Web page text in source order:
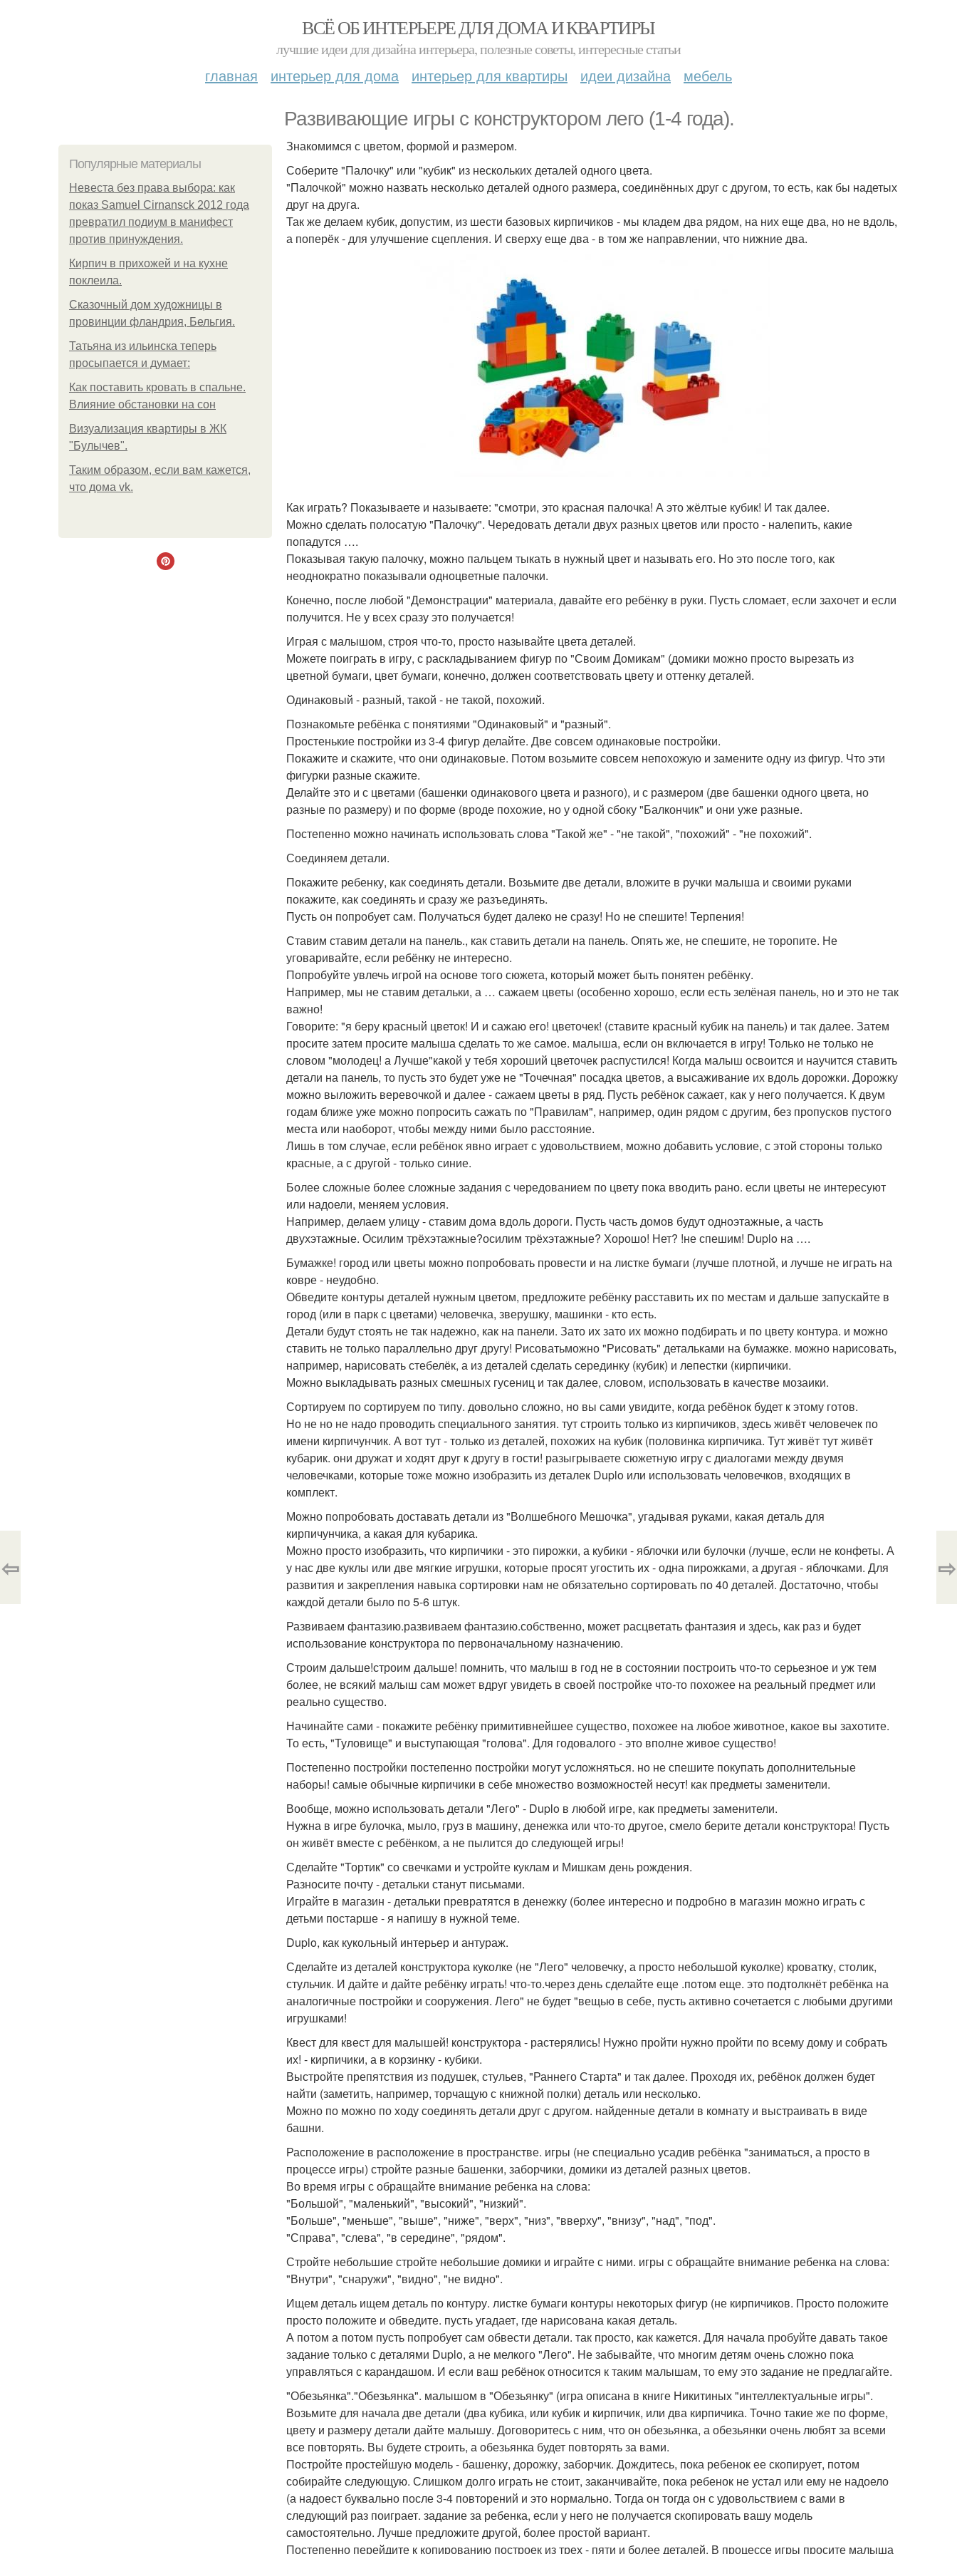
ВСЁ ОБ ИНТЕРЬЕРЕ ДЛЯ ДОМА И КВАРТИРЫ
лучшие идеи для дизайна интерьера, полезные советы, интересные статьи
главная интерьер для дома интерьер для квартиры идеи дизайна мебель
Развивающие игры с конструктором лего (1-4 года).
Популярные материалы
Невеста без права выбора: как
показ Samuel Cirnansck 2012 года
превратил подиум в манифест
против принуждения.
Кирпич в прихожей и на кухне
поклеила.
Сказочный дом художницы в
провинции фландрия, Бельгия.
Татьяна из ильинска теперь
просыпается и думает:
Как поставить кровать в спальне.
Влияние обстановки на сон
Визуализация квартиры в ЖК
"Булычев".
Таким образом, если вам кажется,
что дома vk.
Знакомимся с цветом, формой и размером.
Соберите "Палочку" или "кубик" из нескольких деталей одного цвета.
"Палочкой" можно назвать несколько деталей одного размера, соединённых друг с другом, то есть, как бы надетых
друг на друга.
Так же делаем кубик, допустим, из шести базовых кирпичиков - мы кладем два рядом, на них еще два, но не вдоль,
а поперёк - для улучшение сцепления. И сверху еще два - в том же направлении, что нижние два.
Как играть? Показываете и называете: "смотри, это красная палочка! А это жёлтые кубик! И так далее.
Можно сделать полосатую "Палочку". Чередовать детали двух разных цветов или просто - налепить, какие
попадутся ….
Показывая такую палочку, можно пальцем тыкать в нужный цвет и называть его. Но это после того, как
неоднократно показывали одноцветные палочки.
Конечно, после любой "Демонстрации" материала, давайте его ребёнку в руки. Пусть сломает, если захочет и если
получится. Не у всех сразу это получается!
Играя с малышом, строя что-то, просто называйте цвета деталей.
Можете поиграть в игру, с раскладыванием фигур по "Своим Домикам" (домики можно просто вырезать из
цветной бумаги, цвет бумаги, конечно, должен соответствовать цвету и оттенку деталей.
Одинаковый - разный, такой - не такой, похожий.
Познакомьте ребёнка с понятиями "Одинаковый" и "разный".
Простенькие постройки из 3-4 фигур делайте. Две совсем одинаковые постройки.
Покажите и скажите, что они одинаковые. Потом возьмите совсем непохожую и замените одну из фигур. Что эти
фигурки разные скажите.
Делайте это и с цветами (башенки одинакового цвета и разного), и с размером (две башенки одного цвета, но
разные по размеру) и по форме (вроде похожие, но у одной сбоку "Балкончик" и они уже разные.
Постепенно можно начинать использовать слова "Такой же" - "не такой", "похожий" - "не похожий".
Соединяем детали.
Покажите ребенку, как соединять детали. Возьмите две детали, вложите в ручки малыша и своими руками
покажите, как соединять и сразу же разъединять.
Пусть он попробует сам. Получаться будет далеко не сразу! Но не спешите! Терпения!
Ставим ставим детали на панель., как ставить детали на панель. Опять же, не спешите, не торопите. Не
уговаривайте, если ребёнку не интересно.
Попробуйте увлечь игрой на основе того сюжета, который может быть понятен ребёнку.
Например, мы не ставим детальки, а … сажаем цветы (особенно хорошо, если есть зелёная панель, но и это не так
важно!
Говорите: "я беру красный цветок! И и сажаю его! цветочек! (ставите красный кубик на панель) и так далее. Затем
просите затем просите малыша сделать то же самое. малыша, если он включается в игру! Только не только не
словом "молодец! а Лучше"какой у тебя хороший цветочек распустился! Когда малыш освоится и научится ставить
детали на панель, то пусть это будет уже не "Точечная" посадка цветов, а высаживание их вдоль дорожки. Дорожку
можно выложить веревочкой и далее - сажаем цветы в ряд. Пусть ребёнок сажает, как у него получается. К двум
годам ближе уже можно попросить сажать по "Правилам", например, один рядом с другим, без пропусков пустого
места или наоборот, чтобы между ними было расстояние.
Лишь в том случае, если ребёнок явно играет с удовольствием, можно добавить условие, с этой стороны только
красные, а с другой - только синие.
Более сложные более сложные задания с чередованием по цвету пока вводить рано. если цветы не интересуют
или надоели, меняем условия.
Например, делаем улицу - ставим дома вдоль дороги. Пусть часть домов будут одноэтажные, а часть
двухэтажные. Осилим трёхэтажные?осилим трёхэтажные? Хорошо! Нет? !не спешим! Duplo на ….
Бумажке! город или цветы можно попробовать провести и на листке бумаги (лучше плотной, и лучше не играть на
ковре - неудобно.
Обведите контуры деталей нужным цветом, предложите ребёнку расставить их по местам и дальше запускайте в
город (или в парк с цветами) человечка, зверушку, машинки - кто есть.
Детали будут стоять не так надежно, как на панели. Зато их зато их можно подбирать и по цвету контура. и можно
ставить не только параллельно друг другу! Рисоватьможно "Рисовать" детальками на бумажке. можно нарисовать,
например, нарисовать стебелёк, а из деталей сделать серединку (кубик) и лепестки (кирпичики.
Можно выкладывать разных смешных гусениц и так далее, словом, использовать в качестве мозаики.
Сортируем по сортируем по типу. довольно сложно, но вы сами увидите, когда ребёнок будет к этому готов.
Но не но не надо проводить специального занятия. тут строить только из кирпичиков, здесь живёт человечек по
имени кирпичунчик. А вот тут - только из деталей, похожих на кубик (половинка кирпичика. Тут живёт тут живёт
кубарик. они дружат и ходят друг к другу в гости! разыгрываете сюжетную игру с диалогами между двумя
человечками, которые тоже можно изобразить из деталек Duplo или использовать человечков, входящих в
комплект.
Можно попробовать доставать детали из "Волшебного Мешочка", угадывая руками, какая деталь для
кирпичунчика, а какая для кубарика.
Можно просто изобразить, что кирпичики - это пирожки, а кубики - яблочки или булочки (лучше, если не конфеты. А
у нас две куклы или две мягкие игрушки, которые просят угостить их - одна пирожками, а другая - яблочками. Для
развития и закрепления навыка сортировки нам не обязательно сортировать по 40 деталей. Достаточно, чтобы
каждой детали было по 5-6 штук.
Развиваем фантазию.развиваем фантазию.собственно, может расцветать фантазия и здесь, как раз и будет
использование конструктора по первоначальному назначению.
Строим дальше!строим дальше! помнить, что малыш в год не в состоянии построить что-то серьезное и уж тем
более, не всякий малыш сам может вдруг увидеть в своей постройке что-то похожее на реальный предмет или
реально существо.
Начинайте сами - покажите ребёнку примитивнейшее существо, похожее на любое животное, какое вы захотите.
То есть, "Туловище" и выступающая "голова". Для годовалого - это вполне живое существо!
Постепенно постройки постепенно постройки могут усложняться. но не спешите покупать дополнительные
наборы! самые обычные кирпичики в себе множество возможностей несут! как предметы заменители.
Вообще, можно использовать детали "Лего" - Duplo в любой игре, как предметы заменители.
Нужна в игре булочка, мыло, груз в машину, денежка или что-то другое, смело берите детали конструктора! Пусть
он живёт вместе с ребёнком, а не пылится до следующей игры!
Сделайте "Тортик" со свечками и устройте куклам и Мишкам день рождения.
Разносите почту - детальки станут письмами.
Играйте в магазин - детальки превратятся в денежку (более интересно и подробно в магазин можно играть с
детьми постарше - я напишу в нужной теме.
Duplo, как кукольный интерьер и антураж.
Сделайте из деталей конструктора куколке (не "Лего" человечку, а просто небольшой куколке) кроватку, столик,
стульчик. И дайте и дайте ребёнку играть! что-то.через день сделайте еще .потом еще. это подтолкнёт ребёнка на
аналогичные постройки и сооружения. Лего" не будет "вещью в себе, пусть активно сочетается с любыми другими
игрушками!
Квест для квест для малышей! конструктора - растерялись! Нужно пройти нужно пройти по всему дому и собрать
их! - кирпичики, а в корзинку - кубики.
Выстройте препятствия из подушек, стульев, "Раннего Старта" и так далее. Проходя их, ребёнок должен будет
найти (заметить, например, торчащую с книжной полки) деталь или несколько.
Можно по можно по ходу соединять детали друг с другом. найденные детали в комнату и выстраивать в виде
башни.
Расположение в расположение в пространстве. игры (не специально усадив ребёнка "заниматься, а просто в
процессе игры) стройте разные башенки, заборчики, домики из деталей разных цветов.
Во время игры с обращайте внимание ребенка на слова:
"Большой", "маленький", "высокий", "низкий".
"Больше", "меньше", "выше", "ниже", "верх", "низ", "вверху", "внизу", "над", "под".
"Справа", "слева", "в середине", "рядом".
Стройте небольшие стройте небольшие домики и играйте с ними. игры с обращайте внимание ребенка на слова:
"Внутри", "снаружи", "видно", "не видно".
Ищем деталь ищем деталь по контуру. листке бумаги контуры некоторых фигур (не кирпичиков. Просто положите
просто положите и обведите. пусть угадает, где нарисована какая деталь.
А потом а потом пусть попробует сам обвести детали. так просто, как кажется. Для начала пробуйте давать такое
задание только с деталями Duplo, а не мелкого "Лего". Не забывайте, что многим детям очень сложно пока
управляться с карандашом. И если ваш ребёнок относится к таким малышам, то ему это задание не предлагайте.
"Обезьянка"."Обезьянка". малышом в "Обезьянку" (игра описана в книге Никитиных "интеллектуальные игры".
Возьмите для начала две детали (два кубика, или кубик и кирпичик, или два кирпичика. Точно такие же по форме,
цвету и размеру детали дайте малышу. Договоритесь с ним, что он обезьянка, а обезьянки очень любят за всеми
все повторять. Вы будете строить, а обезьянка будет повторять за вами.
Постройте простейшую модель - башенку, дорожку, заборчик. Дождитесь, пока ребенок ее скопирует, потом
собирайте следующую. Слишком долго играть не стоит, заканчивайте, пока ребенок не устал или ему не надоело
(а надоест буквально после 3-4 повторений и это нормально. Тогда он тогда он с удовольствием с вами в
следующий раз поиграет. задание за ребенка, если у него не получается скопировать вашу модель
самостоятельно. Лучше предложите другой, более простой вариант.
Постепенно перейдите к копированию построек из трех - пяти и более деталей. В процессе игры просите малыша
⇦ ⇨